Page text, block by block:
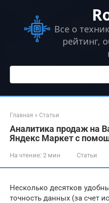
контенту
Все о
рейтинг,
Поиск:
Главная » Статьи
Аналитика продаж на
Яндекс Маркет с
На чтение: 2 мин Статьи
Несколько десятков
точность данных (за счет